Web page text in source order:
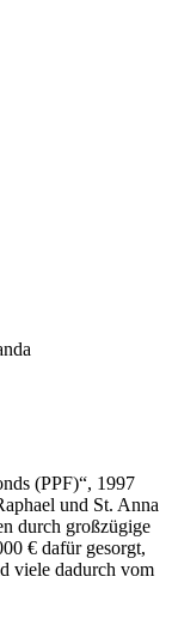
(PPF)“, 1997
und St. Anna
durch großzügige
€ dafür gesorgt,
viele dadurch vom